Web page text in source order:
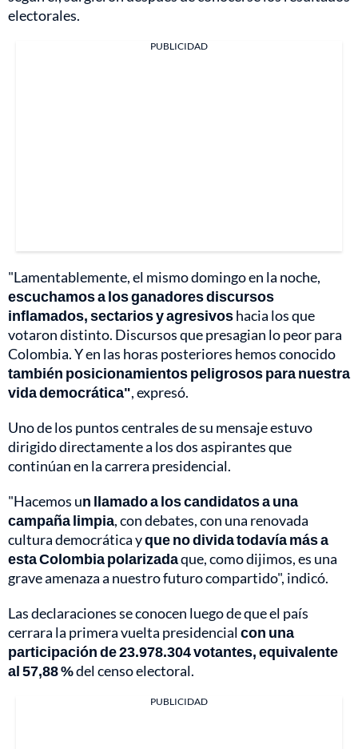
electorales.
PUBLICIDAD
"Lamentablemente, el mismo domingo en la noche,
escuchamos a los ganadores discursos
inflamados, sectarios y agresivoshacia los que
votaron distinto. Discursos que presagian lo peor para
Colombia. Y en las horas posteriores hemos conocido
también posicionamientos peligrosos para nuestra
vida democrática", expresó.
Uno de los puntos centrales de su mensaje estuvo
dirigido directamente a los dos aspirantes que
continúan en la carrera presidencial.
"Hacemos un llamado a los candidatos a una
campaña limpia, con debates, con una renovada
cultura democrática yque no divida todavía más a
esta Colombia polarizadaque, como dijimos, es una
grave amenaza a nuestro futuro compartido", indicó.
Las declaraciones se conocen luego de que el país
cerrara la primera vuelta presidencialcon una
participación de 23.978.304 votantes, equivalente
al 57,88 %del censo electoral.
PUBLICIDAD